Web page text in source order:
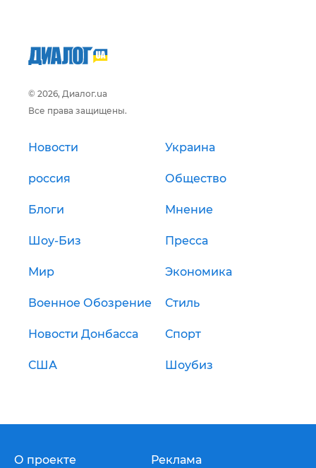
© 2026, Диалог.ua
Все права защищены.
Новости Украина
россия Общество
Блоги Мнение
Шоу-Биз Пресса
Мир Экономика
Военное Обозрение Стиль
Новости Донбасса Спорт
США Шоубиз
О проекте Реклама